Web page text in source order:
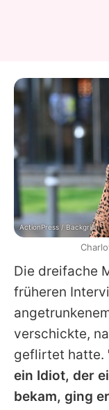
Die dreifache
früheren
verschickte,
geflirtet hatte.
ein Idiot, der
bekam, ging
ActionPress / Backgrid